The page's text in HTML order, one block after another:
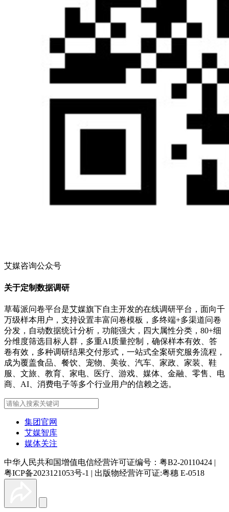
艾媒咨询公众号
关于定制数据调研
草莓派问卷平台是艾媒旗下自主开发的在线调研平台，面向千
万级样本用户，支持设置丰富问卷模板，多终端+多渠道问卷
分发，自动数据统计分析，功能强大，四大属性分类，80+细
分维度筛选目标人群，多重AI质量控制，确保样本有效、答
卷有效，多种调研结果交付形式，一站式全案研究服务流程，
成为覆盖食品、餐饮、宠物、美妆、汽车、家政、家装、鞋
服、文旅、教育、家电、医疗、游戏、媒体、金融、零售、电
商、AI、消费电子等多个行业用户的信赖之选。
集团官网
艾媒智库
媒体关注
中华人民共和国增值电信经营许可证编号：粤B2-20110424 |
粤ICP备2023121053号-1 | 出版物经营许可证:粤穗 E-0518